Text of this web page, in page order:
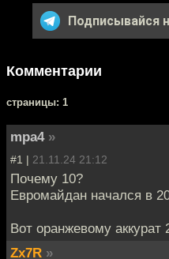
Подписывайся
Комментарии
cтраницы: 1
mpa4 »
#1 | 21.11.24 21:12
Почему 10?
Евромайдан начался в
Вот оранжевому аккурат
Zx7R »